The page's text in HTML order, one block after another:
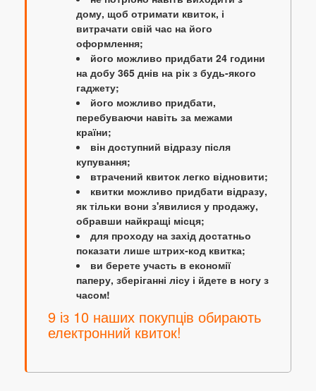
дому, щоб отримати квиток, і
витрачати свій час на його
оформлення;
його можливо придбати 24 години
на добу 365 днів на рік з будь-якого
гаджету;
його можливо придбати,
перебуваючи навіть за межами
країни;
він доступний відразу після
купування;
втрачений квиток легко відновити;
квитки можливо придбати відразу,
як тільки вони з'явилися у продажу,
обравши найкращі місця;
для проходу на захід достатньо
показати лише штрих-код квитка;
ви берете участь в економії
паперу, зберіганні лісу і йдете в ногу з
часом!
9 із 10 наших покупців обирають
електронний квиток!